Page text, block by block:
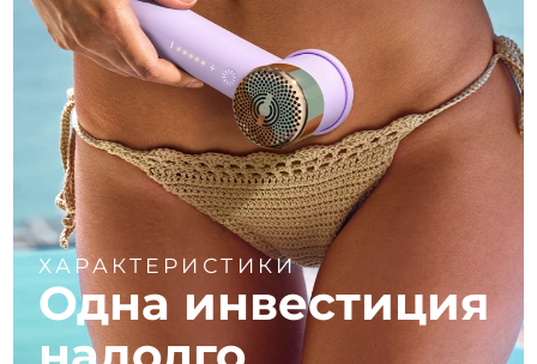
ХАРАКТЕРИСТИКИ
Одна инвестиция